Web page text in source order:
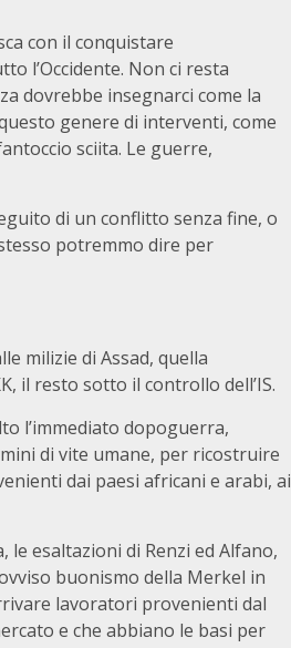
con il conquistare
l’Occidente. Non ci resta
dovrebbe insegnarci come la
genere di interventi, come
sciita. Le guerre,
di un conflitto senza fine, o
potremmo dire per
milizie di Assad, quella
il resto sotto il controllo dell’IS.
l’immediato dopoguerra,
di vite umane, per ricostruire
dai paesi africani e arabi, ai
esaltazioni di Renzi ed Alfano,
buonismo della Merkel in
lavoratori provenienti dal
e che abbiano le basi per